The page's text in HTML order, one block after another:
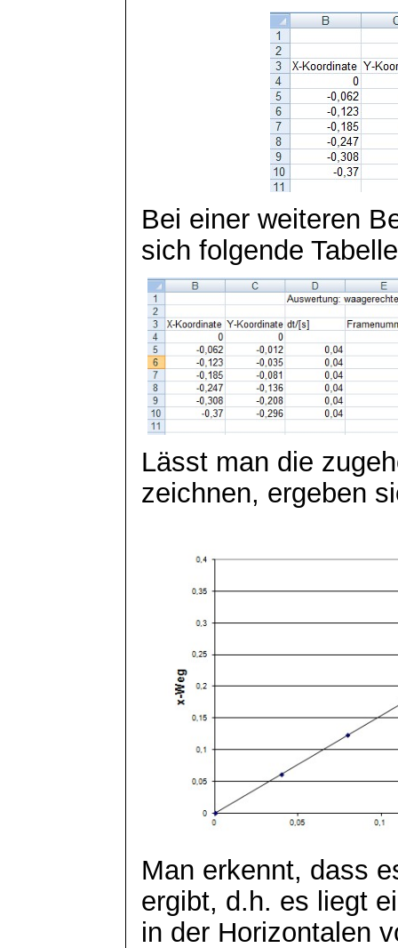
Bei einer weiteren
sich folgende
Lässt man die
zeichnen, ergeben
Man erkennt, dass
ergibt, d.h. es liegt
in der Horizontalen